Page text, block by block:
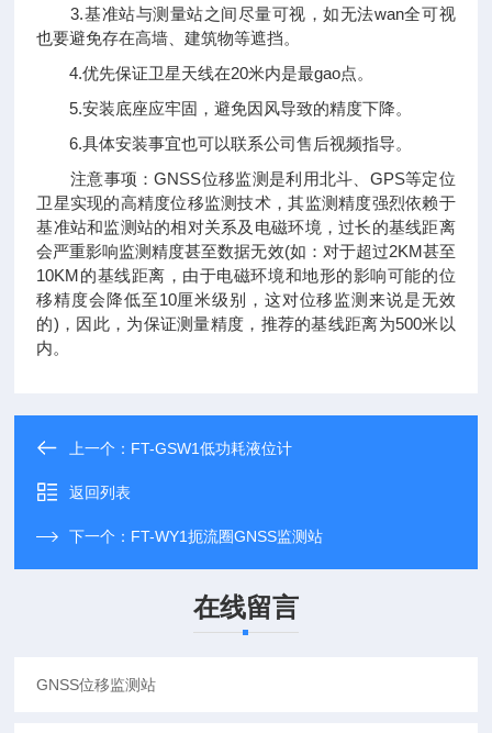
3.基准站与测量站之间尽量可视，如无法wan全可视
也要避免存在高墙、建筑物等遮挡。
4.优先保证卫星天线在20米内是最gao点。
5.安装底座应牢固，避免因风导致的精度下降。
6.具体安装事宜也可以联系公司售后视频指导。
注意事项：GNSS位移监测是利用北斗、GPS等定位
卫星实现的高精度位移监测技术，其监测精度强烈依赖于
基准站和监测站的相对关系及电磁环境，过长的基线距离
会严重影响监测精度甚至数据无效(如：对于超过2KM甚至
10KM的基线距离，由于电磁环境和地形的影响可能的位
移精度会降低至10厘米级别，这对位移监测来说是无效
的)，因此，为保证测量精度，推荐的基线距离为500米以
内。
上一个： FT-GSW1低功耗液位计
返回列表
下一个： FT-WY1扼流圈GNSS监测站
在线留言